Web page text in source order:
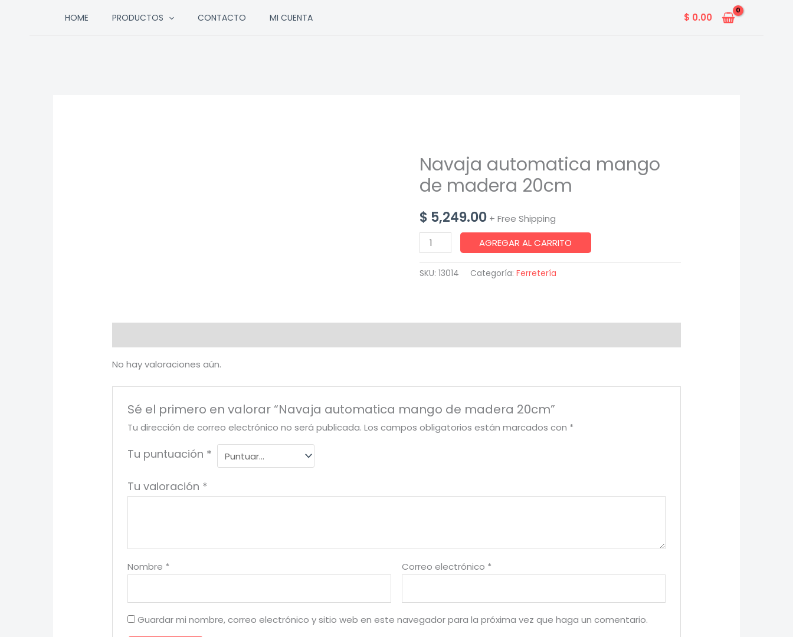
HOME PRODUCTOS CONTACTO MI CUENTA $ 0.00
Navaja automatica mango
de madera 20cm
$ 5,249.00 + Free Shipping
Navaja
automatica
mango
AGREGAR AL CARRITO
SKU: 13014 Categoría: Ferretería
No hay valoraciones aún.
Sé el primero en valorar “Navaja automatica mango de madera 20cm”
Tu dirección de correo electrónico no será publicada. Los campos obligatorios están marcados con *
Tu puntuación *
Tu valoración *
Nombre * Correo electrónico *
Guardar mi nombre, correo electrónico y sitio web en este navegador para la próxima vez que haga un comentario.